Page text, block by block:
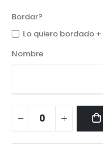
Bordar?
Lo quiero bordado +
Nombre